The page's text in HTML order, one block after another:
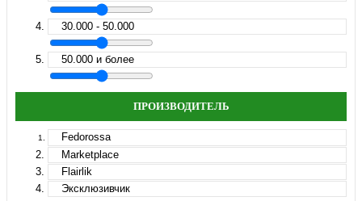
30.000 - 50.000
50.000 и более
ПРОИЗВОДИТЕЛЬ
Fedorossa
Marketplace
Flairlik
Эксклюзивчик